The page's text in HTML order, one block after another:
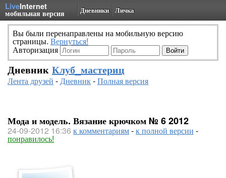
LiveInternet
мобильная версия Дневники Личка
Вы были перенаправлены на мобильную версию
страницы. Вернуться!
Авторизация
Дневник Клуб_мастериц
Лента друзей -Дневник-Полная версия
Мода и модель. Вязание крючком № 6 2012
24-09-2012 16:36 к комментариям-к полной версии -
понравилось!